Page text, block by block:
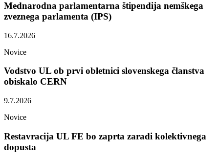
Mednarodna parlamentarna štipendija nemškega
zveznega parlamenta (IPS)
16.7.2026
Novice
Vodstvo UL ob prvi obletnici slovenskega članstva
obiskalo CERN
9.7.2026
Novice
Restavracija UL FE bo zaprta zaradi kolektivnega
dopusta